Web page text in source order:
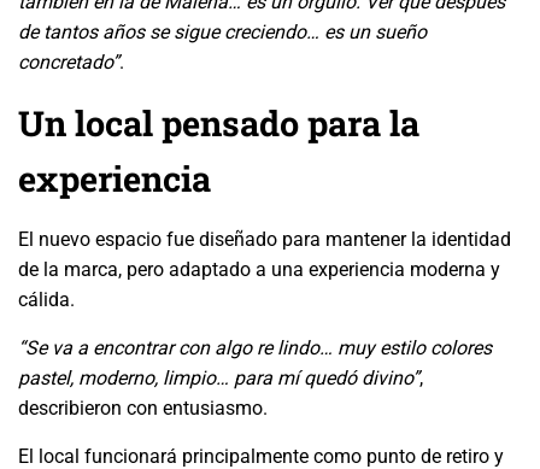
de tantos años se sigue creciendo… es un sueño
concretado”.
Un local pensado para la
experiencia
El nuevo espacio fue diseñado para mantener la identidad
de la marca, pero adaptado a una experiencia moderna y
cálida.
“Se va a encontrar con algo re lindo… muy estilo colores
pastel, moderno, limpio… para mí quedó divino”,
describieron con entusiasmo.
El local funcionará principalmente como punto de retiro y